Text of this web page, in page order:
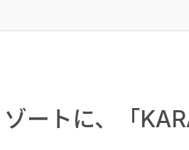
ートに、「